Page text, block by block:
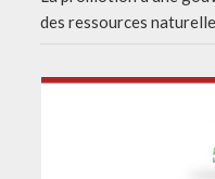
des ressources